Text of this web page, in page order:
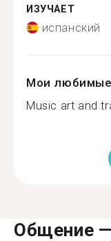
ИЗУЧАЕТ
испанский
Мои любимые
Music art and
Общение